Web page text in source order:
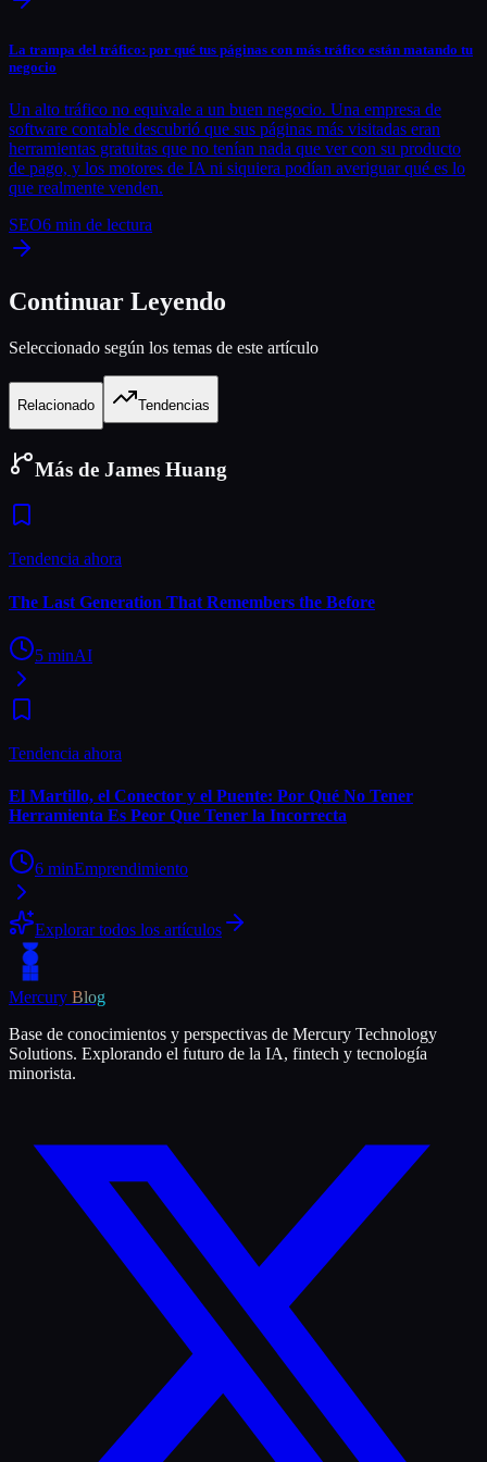
La trampa del tráfico: por qué tus páginas con más tráfico están matando tu
negocio
Un alto tráfico no equivale a un buen negocio. Una empresa de
software contable descubrió que sus páginas más visitadas eran
herramientas gratuitas que no tenían nada que ver con su producto
de pago, y los motores de IA ni siquiera podían averiguar qué es lo
que realmente venden.
SEO6 min de lectura
Continuar Leyendo
Seleccionado según los temas de este artículo
Relacionado Tendencias
Más de James Huang
Tendencia ahora
The Last Generation That Remembers the Before
5 minAI
Tendencia ahora
El Martillo, el Conector y el Puente: Por Qué No Tener
Herramienta Es Peor Que Tener la Incorrecta
6 minEmprendimiento
Explorar todos los artículos
Mercury Blog
Base de conocimientos y perspectivas de Mercury Technology
Solutions. Explorando el futuro de la IA, fintech y tecnología
minorista.